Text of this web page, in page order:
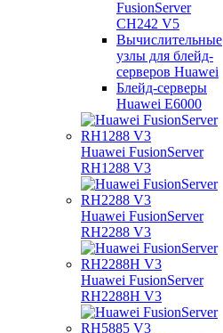
FusionServer
CH242 V5
Вычислительные
узлы для блейд-
серверов Huawei
Блейд-серверы
Huawei E6000
Huawei FusionServer
RH1288 V3
Huawei FusionServer
RH2288 V3
Huawei FusionServer
RH2288H V3